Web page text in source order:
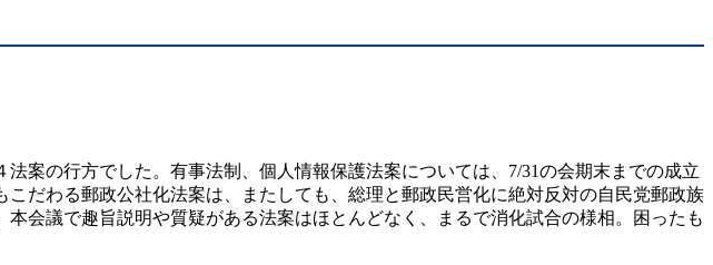
案の行方でした。有事法制、個人情報保護法案については、7/31の会期末までの成立
だわる郵政公社化法案は、またしても、総理と郵政民営化に絶対反対の自民党郵政族
会議で趣旨説明や質疑がある法案はほとんどなく、まるで消化試合の様相。困ったも